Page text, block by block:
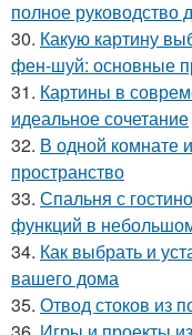
полное
30. Какую картину
фен-шуй: основные
31. Картины в
идеальное сочетание
32. В одной комнате
пространство
33. Спальня с
функций в
34. Как выбрать и
вашего дома
35. Отвод стоков из